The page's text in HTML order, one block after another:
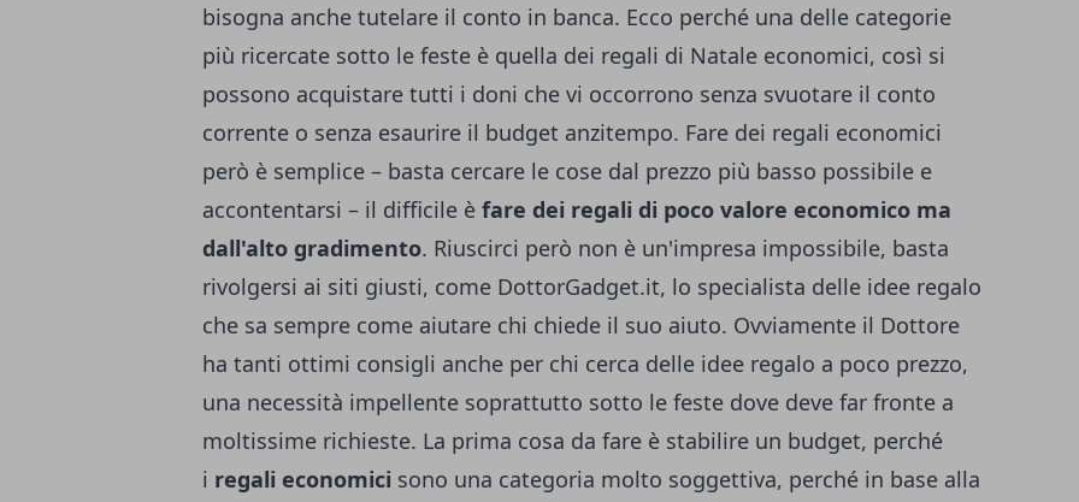
bisogna anche tutelare il conto in banca. Ecco perché una delle categorie
più ricercate sotto le feste è quella dei regali di Natale economici, così si
possono acquistare tutti i doni che vi occorrono senza svuotare il conto
corrente o senza esaurire il budget anzitempo. Fare dei regali economici
però è semplice – basta cercare le cose dal prezzo più basso possibile e
accontentarsi – il difficile è fare dei regali di poco valore economico ma
dall'alto gradimento. Riuscirci però non è un'impresa impossibile, basta
rivolgersi ai siti giusti, come DottorGadget.it, lo specialista delle idee regalo
che sa sempre come aiutare chi chiede il suo aiuto. Ovviamente il Dottore
ha tanti ottimi consigli anche per chi cerca delle idee regalo a poco prezzo,
una necessità impellente soprattutto sotto le feste dove deve far fronte a
moltissime richieste. La prima cosa da fare è stabilire un budget, perché
i regali economici sono una categoria molto soggettiva, perché in base alla